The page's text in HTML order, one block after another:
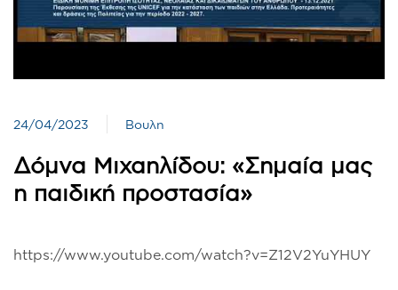
24/04/2023 Βουλη
Δόμνα Μιχαηλίδου: «Σημαία μας
η παιδική προστασία»
https://www.youtube.com/watch?v=Z12V2YuYHUY